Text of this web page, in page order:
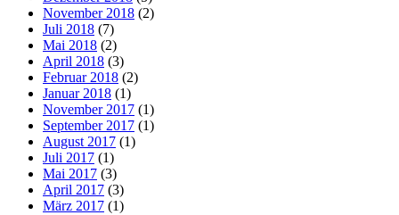
November 2018 (2)
Juli 2018 (7)
Mai 2018 (2)
April 2018 (3)
Februar 2018 (2)
Januar 2018 (1)
November 2017 (1)
September 2017 (1)
August 2017 (1)
Juli 2017 (1)
Mai 2017 (3)
April 2017 (3)
März 2017 (1)